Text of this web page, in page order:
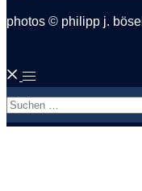
photos © philipp j. bösel
Menü
umschalten
Suchen
nach: